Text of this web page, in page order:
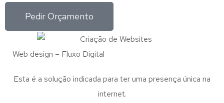
Pedir Orçamento
Web design – Fluxo Digital
Esta é a solução indicada para ter uma presença única na
internet.